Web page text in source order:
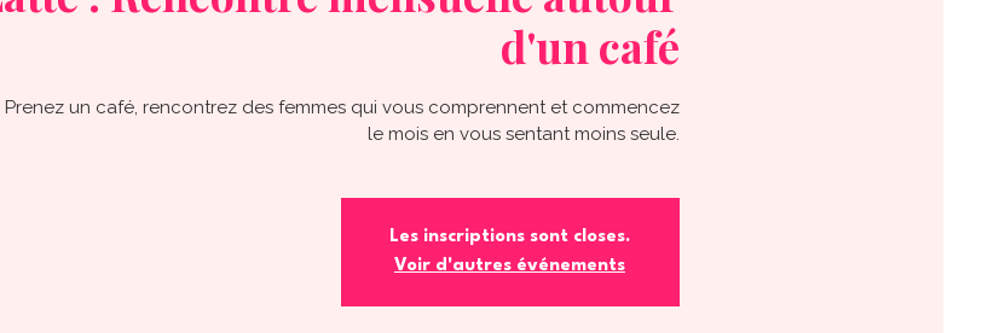
d'un café
Prenez un café, rencontrez des femmes qui vous comprennent et commencez
le mois en vous sentant moins seule.
Les inscriptions sont closes.
Voir d'autres événements